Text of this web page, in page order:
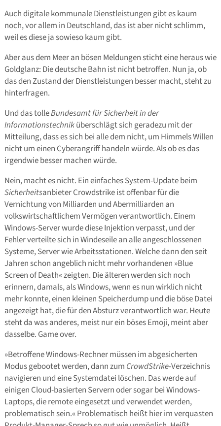
Auch digitale kommunale Dienstleistungen gibt es kaum
noch, vor allem in Deutschland, das ist aber nicht schlimm,
weil es diese ja sowieso kaum gibt.
Aber aus dem Meer an bösen Meldungen sticht eine heraus wie
Goldglanz: Die deutsche Bahn ist nicht betroffen. Nun ja, ob
das den Zustand der Dienstleistungen besser macht, steht zu
hinterfragen.
Und das tolleBundesamt für Sicherheit in der
Informationstechniküberschlägt sich geradezu mit der
Mitteilung, dass es sich bei alle dem nicht, um Himmels Willen
nicht um einen Cyberangriff handeln würde. Als ob es das
irgendwie besser machen würde.
Nein, macht es nicht. Ein einfaches System-Update beim
Sicherheitsanbieter Crowdstrike ist offenbar für die
Vernichtung von Milliarden und Abermilliarden an
volkswirtschaftlichem Vermögen verantwortlich. Einem
Windows-Server wurde diese Injektion verpasst, und der
Fehler verteilte sich in Windeseile an alle angeschlossenen
Systeme, Server wie Arbeitsstationen. Welche dann den seit
Jahren schon angeblich nicht mehr vorhandenen »Blue
Screen of Death« zeigten. Die älteren werden sich noch
erinnern, damals, als Windows, wenn es nun wirklich nicht
mehr konnte, einen kleinen Speicherdump und die böse Datei
angezeigt hat, die für den Absturz verantwortlich war. Heute
steht da was anderes, meist nur ein böses Emoji, meint aber
dasselbe. Game over.
»Betroffene Windows-Rechner müssen im abgesicherten
Modus gebootet werden, dann zum CrowdStrike-Verzeichnis
navigieren und eine Systemdatei löschen. Das werde auf
einigen Cloud-basierten Servern oder sogar bei Windows-
Laptops, die remote eingesetzt und verwendet werden,
problematisch sein.« Problematisch heißt hier im verquasten